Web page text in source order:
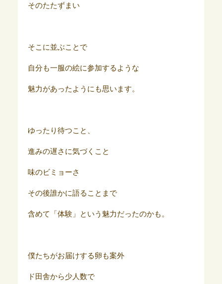
そのたたずまい
そこに並ぶことで
自分も一服の絵に参加するような
魅力があったようにも思います。
ゆったり待つこと、
進みの遅さに気づくこと
味のビミョーさ
その後誰かに語ることまで
含めて「体験」という魅力だったのかも。
僕たちがお届けする卵も案外
ド田舎から少人数で